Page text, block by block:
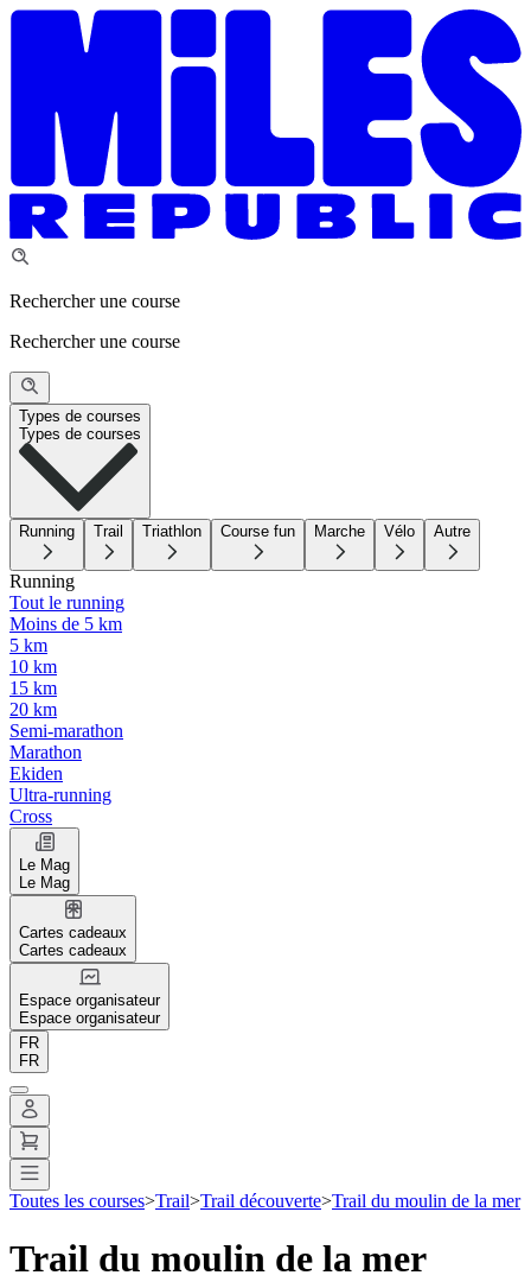
Rechercher une course
Rechercher une course
Types de courses
Types de courses
Running Trail Triathlon Course fun Marche Vélo Autre
Running
Tout le running
Moins de 5 km
5 km
10 km
15 km
20 km
Semi-marathon
Marathon
Ekiden
Ultra-running
Cross
Le Mag
Le Mag
Cartes cadeaux
Cartes cadeaux
Espace organisateur
Espace organisateur
FR
FR
Toutes les courses>Trail>Trail découverte>Trail du moulin de la mer
Trail du moulin de la mer